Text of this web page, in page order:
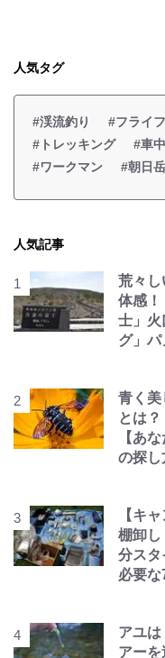
人気タグ
#渓流釣り #フライ
#トレッキング
#車
#ワークマン
#朝日岳
人気記事
荒々し
体感！
士」火
グ」パ
青く美
とは
【あ
の探し
【キ
棚卸し
分スタ
必要
アユ
アー